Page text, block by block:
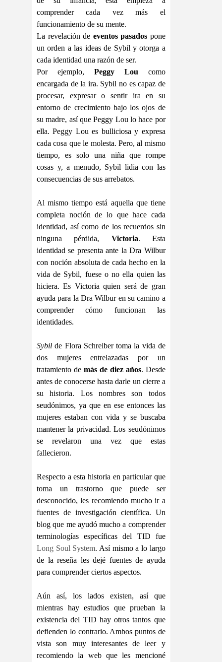
comprender cada vez más el
funcionamiento de su mente.
La revelación de eventos pasados pone
un orden a las ideas de Sybil y otorga a
cada identidad una razón de ser.
Por ejemplo, Peggy Lou como
encargada de la ira. Sybil no es capaz de
procesar, expresar o sentir ira en su
entorno de crecimiento bajo los ojos de
su madre, así que Peggy Lou lo hace por
ella. Peggy Lou es bulliciosa y expresa
cada cosa que le molesta. Pero, al mismo
tiempo, es solo una niña que rompe
cosas y, a menudo, Sybil lidia con las
consecuencias de sus arrebatos.
Al mismo tiempo está aquella que tiene
completa noción de lo que hace cada
identidad, así como de los recuerdos sin
ninguna pérdida, Victoria. Esta
identidad se presenta ante la Dra Wilbur
con noción absoluta de cada hecho en la
vida de Sybil, fuese o no ella quien las
hiciera. Es Victoria quien será de gran
ayuda para la Dra Wilbur en su camino a
comprender cómo funcionan las
identidades.
Sybilde Flora Schreiber toma la vida de
dos mujeres entrelazadas por un
tratamiento de más de diez años. Desde
antes de conocerse hasta darle un cierre a
su historia. Los nombres son todos
seudónimos, ya que en ese entonces las
mujeres estaban con vida y se buscaba
mantener la privacidad. Los seudónimos
se revelaron una vez que estas
fallecieron.
Respecto a esta historia en particular que
toma un trastorno que puede ser
desconocido, les recomiendo mucho ir a
fuentes de investigación científica. Un
blog que me ayudó mucho a comprender
terminologías específicas del TID fue
Long Soul System. Así mismo a lo largo
de la reseña les dejé fuentes de ayuda
para comprender ciertos aspectos.
Aún así, los lados existen, así que
mientras hay estudios que prueban la
existencia del TID hay otros tantos que
defienden lo contrario. Ambos puntos de
vista son muy interesantes de leer y
recomiendo la web que les mencioné